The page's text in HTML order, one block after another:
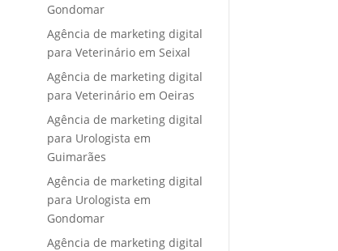
Gondomar
Agência de marketing digital
para Veterinário em Seixal
Agência de marketing digital
para Veterinário em Oeiras
Agência de marketing digital
para Urologista em
Guimarães
Agência de marketing digital
para Urologista em
Gondomar
Agência de marketing digital